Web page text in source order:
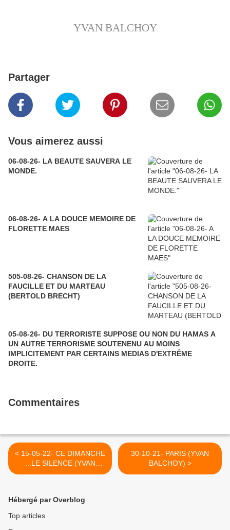
YVAN BALCHOY
Partager
Vous aimerez aussi
06-08-26- LA BEAUTE SAUVERA LE
MONDE.
06-08-26- A LA DOUCE MEMOIRE DE
FLORETTE MAES
505-08-26- CHANSON DE LA
FAUCILLE ET DU MARTEAU
(BERTOLD BRECHT)
05-08-26- DU TERRORISTE SUPPOSE OU NON DU HAMAS A
UN AUTRE TERRORISME SOUTENENU AU MOINS
IMPLICITEMENT PAR CERTAINS MEDIAS D'EXTRÊME
DROITE.
Commentaires
< 15-05-22- CE DIMANCHE
...LE SILENCE (YVAN
BALCHOY)
30-10-21- PARIS (YVAN
BALCHOY) >
Hébergé par Overblog
Top articles